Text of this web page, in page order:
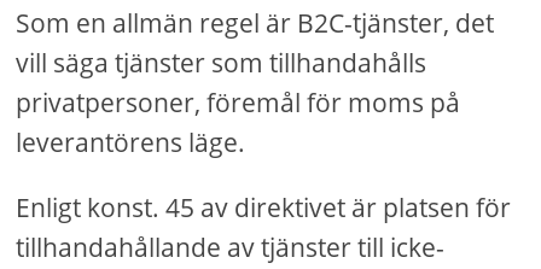
Som en allmän regel är B2C-tjänster, det
vill säga tjänster som tillhandahålls
privatpersoner, föremål för moms på
leverantörens läge.
Enligt konst. 45 av direktivet är platsen för
tillhandahållande av tjänster till icke-